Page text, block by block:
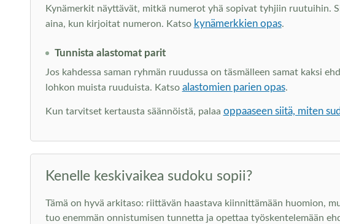
Kynämerkit näyttävät, mitkä numerot yhä sopivat tyhjiin ruutuihin.
aina, kun kirjoitat numeron. Katso kynämerkkien opas.
Tunnista alastomat parit
Jos kahdessa saman ryhmän ruudussa on täsmälleen samat kaksi
lohkon muista ruuduista. Katso alastomien parien opas.
Kun tarvitset kertausta säännöistä, palaa oppaaseen siitä, miten
Kenelle keskivaikea sudoku sopii?
Tämä on hyvä arkitaso: riittävän haastava kiinnittämään huomion,
tuo enemmän onnistumisen tunnetta ja opettaa työskentelemään